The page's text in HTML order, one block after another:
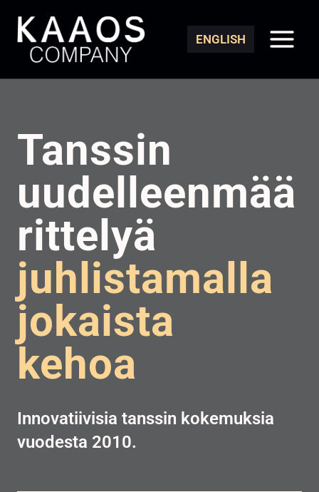
sisältöön
ENGLISH
Tanssin
uudelleenmää
rittelyä
juhlistamalla
jokaista
kehoa
Innovatiivisia tanssin kokemuksia
vuodesta 2010.